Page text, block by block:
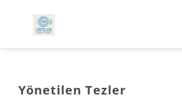
Yönetilen Tezler